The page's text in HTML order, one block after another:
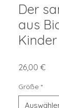
Der
aus
Kinder
26,00 €Preis
Größe *